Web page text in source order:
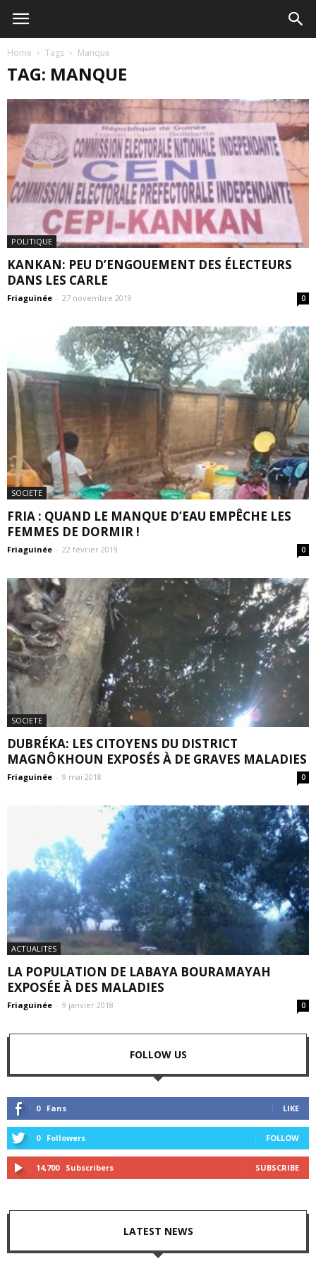
Home Tags Manque
TAG: MANQUE
POLITIQUE
KANKAN: PEU D’ENGOUEMENT DES ÉLECTEURS
DANS LES CARLE
Friaguinée - 27 novembre 2019 0
SOCIETE
FRIA : QUAND LE MANQUE D’EAU EMPÊCHE LES
FEMMES DE DORMIR !
Friaguinée - 22 février 2019 0
SOCIETE
DUBRÉKA: LES CITOYENS DU DISTRICT
MAGNÔKHOUN EXPOSÉS À DE GRAVES MALADIES
Friaguinée - 9 mai 2018 0
ACTUALITES
LA POPULATION DE LABAYA BOURAMAYAH
EXPOSÉE À DES MALADIES
Friaguinée - 9 janvier 2018 0
FOLLOW US
0 Fans LIKE
0 Followers FOLLOW
14,700 Subscribers SUBSCRIBE
LATEST NEWS